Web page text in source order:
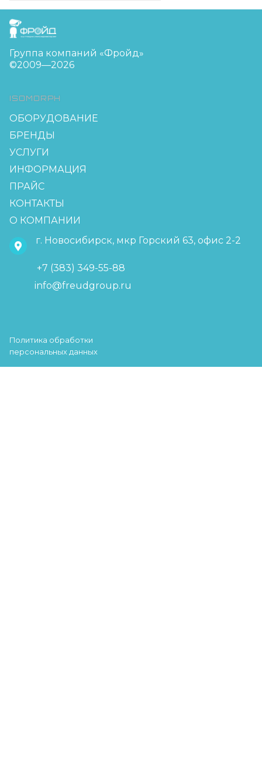
FreudGroup
Группа компаний «Фройд»
©2009—2026
ISOMORPH
ОБОРУДОВАНИЕ
БРЕНДЫ
УСЛУГИ
ИНФОРМАЦИЯ
ПРАЙС
КОНТАКТЫ
О КОМПАНИИ
г. Новосибирск, мкр Горский 63, офис 2-2
+7 (383) 349-55-88
info@freudgroup.ru
Политика обработки
персональных данных